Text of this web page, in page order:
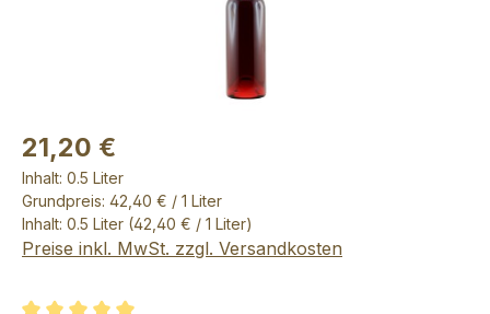
21,20 €
Inhalt: 0.5 Liter
Grundpreis: 42,40 € / 1 Liter
Inhalt: 0.5 Liter (42,40 € / 1 Liter)
Preise inkl. MwSt. zzgl. Versandkosten